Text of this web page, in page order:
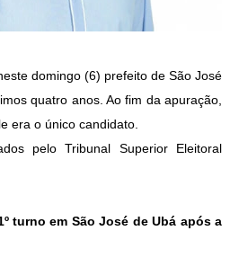
domingo (6) prefeito de São José
quatro anos. Ao fim da apuração,
era o único candidato.
pelo Tribunal Superior Eleitoral
turno em São José de Ubá após a